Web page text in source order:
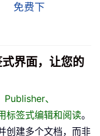
免费下
界面，让您的
、
标签式编辑和阅读。
创建多个文档，而非